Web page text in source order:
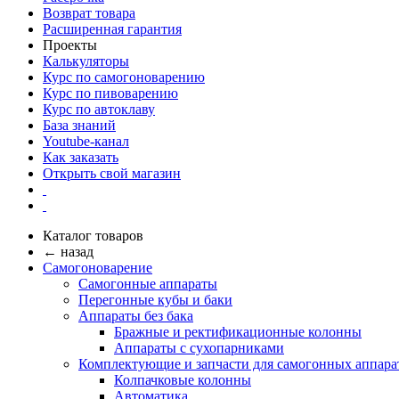
Возврат товара
Расширенная гарантия
Проекты
Калькуляторы
Курс по самогоноварению
Курс по пивоварению
Курс по автоклаву
База знаний
Youtube-канал
Как заказать
Открыть свой магазин
Каталог товаров
← назад
Самогоноварение
Самогонные аппараты
Перегонные кубы и баки
Аппараты без бака
Бражные и ректификационные колонны
Аппараты с сухопарниками
Комплектующие и запчасти для самогонных
Колпачковые колонны
Автоматика